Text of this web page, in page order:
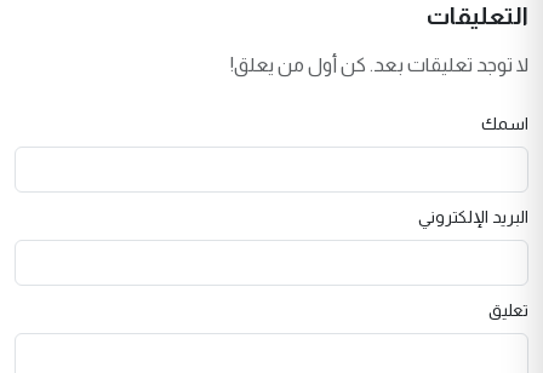
التعليقات
لا توجد تعليقات بعد. كن أول من يعلق!
اسمك
البريد الإلكتروني
تعليق